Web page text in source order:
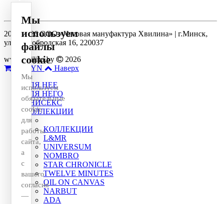
2014-2026 ООО «Часовая мануфактура Хвилина» | г.Минск,
ул. Долгобродская 16, 220037
www.hvilina.by
2026
0 BYN
Наверх
ДЛЯ НЕЕ
ДЛЯ НЕГО
УНИСЕКС
КОЛЛЕКЦИИ
КОЛЛЕКЦИИ
L&MR
UNIVERSUM
NOMBRO
STAR CHRONICLE
TWELVE MINUTES
OIL ON CANVAS
NARBUT
ADA
Мы
используем
файлы
cookie
Мы
используем
обязательные
cookie
для
работы
сайта,
а
с
вашего
согласия
—